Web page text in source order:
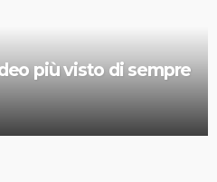
più visto di sempre